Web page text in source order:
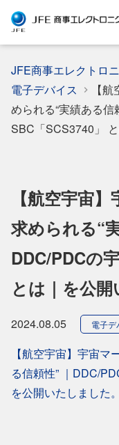
JFE商事エレクトロ
電子デバイス
【
められる“実績ある
SBC「SCS3740」
【航空宇宙
求められる“
DDC/PDCの
とは｜を公開
2024.08.05 電子デ
【航空宇宙】宇宙マ
る信頼性” ｜DDC/
を公開いたしました。